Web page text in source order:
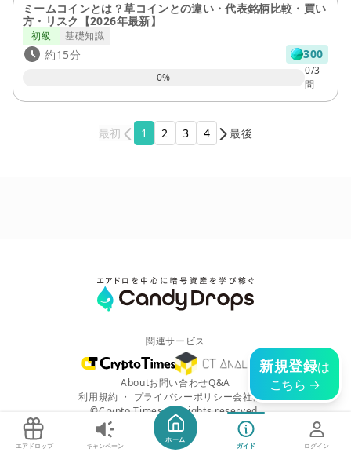
ミームコインとは？草コインとの違い・代表銘柄比較・買い
方・リスク【2026年最新】
初級 基礎知識
約15分 300
0%
0/3
問
最初 1 2 3 4 最後
新規登録は
こちら →
エアドロップ キャンペーン
ホーム
ガイド ログイン
関連サービス
Aboutお問い合わせQ&A
利用規約 ・ プライバシーポリシー会社概要
©Crypto Times. All rights reserved.